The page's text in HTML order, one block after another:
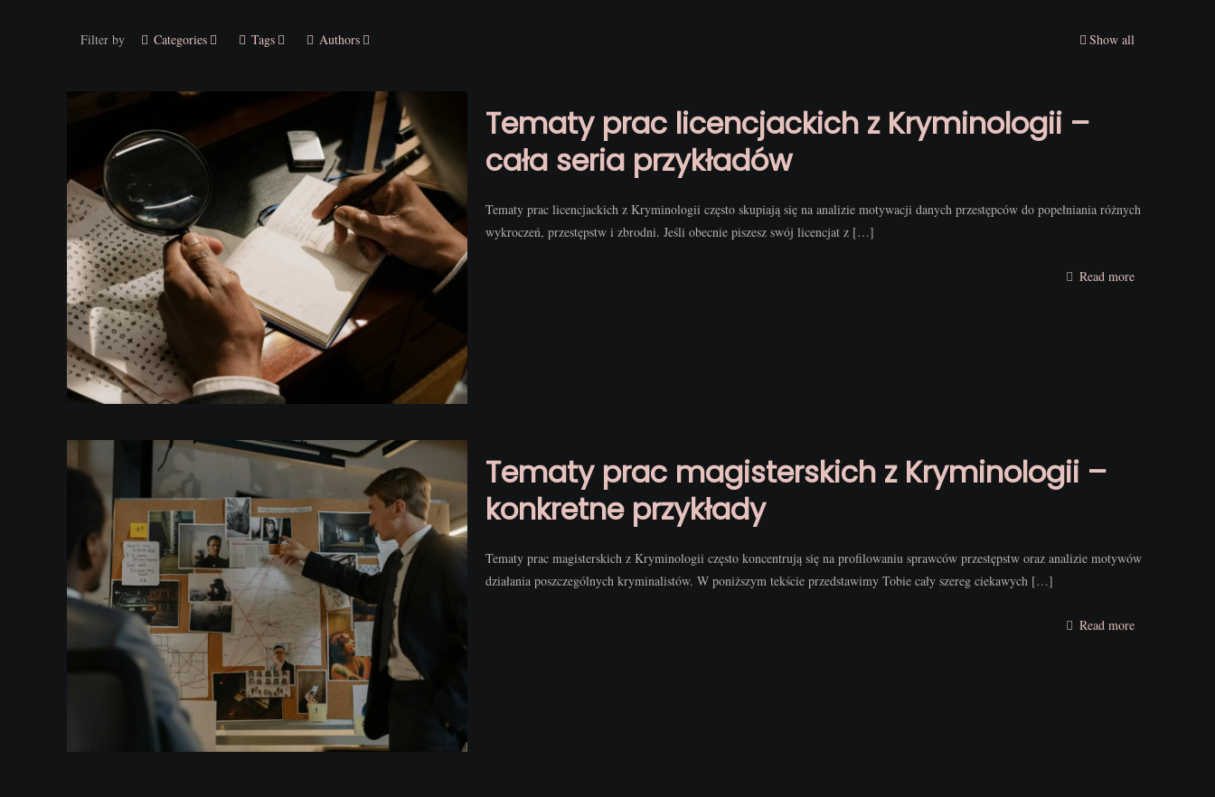
Filter by Categories Tags Authors Show all
Tematy prac licencjackich z Kryminologii –
cała seria przykładów
Tematy prac licencjackich z Kryminologii często skupiają się na analizie motywacji danych przestępców do popełniania różnych
wykroczeń, przestępstw i zbrodni. Jeśli obecnie piszesz swój licencjat z[…]
Read more
Tematy prac magisterskich z Kryminologii –
konkretne przykłady
Tematy prac magisterskich z Kryminologii często koncentrują się na profilowaniu sprawców przestępstw oraz analizie motywów
działania poszczególnych kryminalistów. W poniższym tekście przedstawimy Tobie cały szereg ciekawych […]
Read more